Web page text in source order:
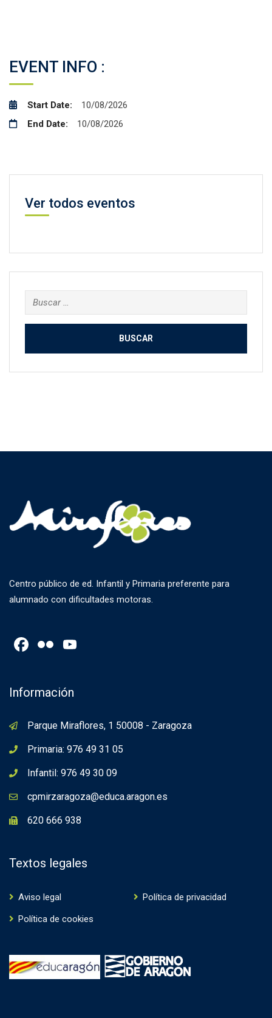
EVENT INFO :
Start Date:
10/08/2026
End Date:
10/08/2026
Ver todos eventos
Buscar:
Centro público de ed. Infantil y Primaria preferente para
alumnado con dificultades motoras.
Facebook
Flickr
Información
Parque Miraflores, 1 50008 - Zaragoza
Primaria: 976 49 31 05
Infantil: 976 49 30 09
cpmirzaragoza@educa.aragon.es
620 666 938
Textos legales
Aviso legal
Política de privacidad
Política de cookies